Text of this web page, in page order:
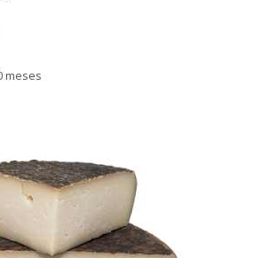
meses